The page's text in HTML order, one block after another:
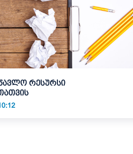
რესურსი